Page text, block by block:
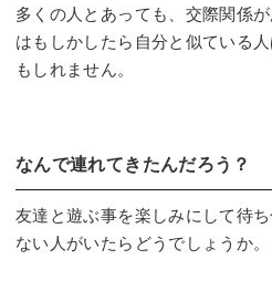
多くの人とあっても、交際関係
はもしかしたら自分と似ている
もしれません。
なんで連れてきたんだろう？
友達と遊ぶ事を楽しみにして待
ない人がいたらどうでしょうか。